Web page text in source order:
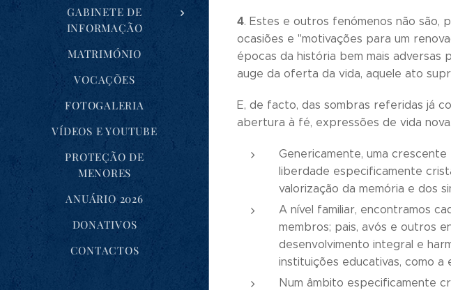
GABINETE DE
INFORMAÇÃO
MATRIMÓNIO
VOCAÇÕES
FOTOGALERIA
VÍDEOS E YOUTUBE
PROTEÇÃO DE
MENORES
ANUÁRIO 2026
DONATIVOS
CONTACTOS
4. Estes e outros fenómenos não são,
ocasiões e "motivações para um
épocas da história bem mais
auge da oferta da vida, aquele ato
E, de facto, das sombras referidas já
abertura à fé, expressões de vida
Genericamente, uma
liberdade especificamente
valorização da memória e dos
A nível familiar, encontramos
membros; pais, avós e outros
desenvolvimento integral e
instituições educativas, como a
Num âmbito especificamente